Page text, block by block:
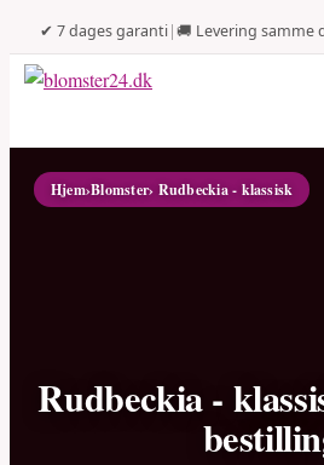
✔ 7 dages garanti|🚚 Levering samme
Hjem›Blomster› Rudbeckia - klassisk
Rudbeckia -